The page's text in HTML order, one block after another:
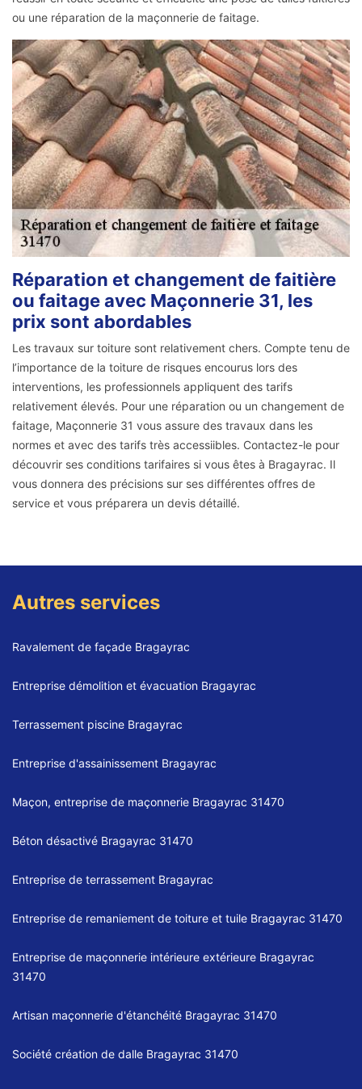
ou une réparation de la maçonnerie de faitage.
Réparation et changement de faitière
ou faitage avec Maçonnerie 31, les
prix sont abordables
Les travaux sur toiture sont relativement chers. Compte tenu de
l’importance de la toiture de risques encourus lors des
interventions, les professionnels appliquent des tarifs
relativement élevés. Pour une réparation ou un changement de
faitage, Maçonnerie 31 vous assure des travaux dans les
normes et avec des tarifs très accessiibles. Contactez-le pour
découvrir ses conditions tarifaires si vous êtes à Bragayrac. Il
vous donnera des précisions sur ses différentes offres de
service et vous préparera un devis détaillé.
Autres services
Ravalement de façade Bragayrac
Entreprise démolition et évacuation Bragayrac
Terrassement piscine Bragayrac
Entreprise d'assainissement Bragayrac
Maçon, entreprise de maçonnerie Bragayrac 31470
Béton désactivé Bragayrac 31470
Entreprise de terrassement Bragayrac
Entreprise de remaniement de toiture et tuile Bragayrac 31470
Entreprise de maçonnerie intérieure extérieure Bragayrac
31470
Artisan maçonnerie d'étanchéité Bragayrac 31470
Société création de dalle Bragayrac 31470